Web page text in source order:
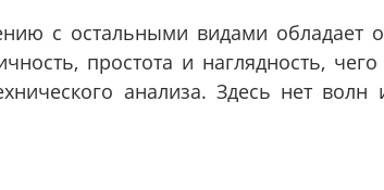
с остальными видами обладает
простота и наглядность, чего
анализа. Здесь нет волн